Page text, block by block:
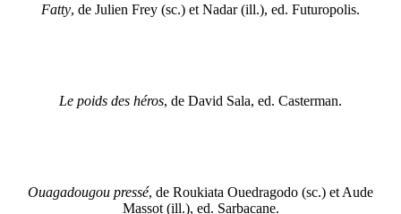
Fatty, de Julien Frey (sc.) et Nadar (ill.), ed. Futuropolis.
Le poids des héros, de David Sala, ed. Casterman.
Ouagadougou pressé, de Roukiata Ouedragodo (sc.) et Aude
Massot (ill.), ed. Sarbacane.